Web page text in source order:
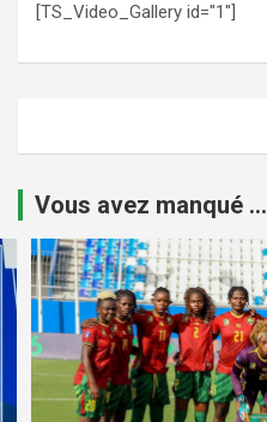
[TS_Video_Gallery id="1"]
Vous avez manqué ...